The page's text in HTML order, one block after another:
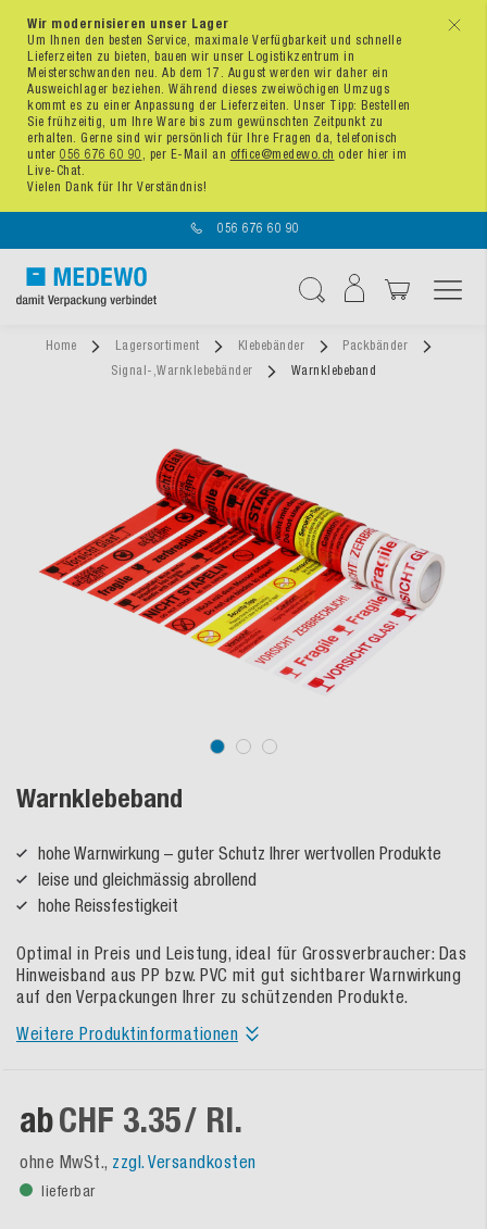
x
Wir modernisieren unser Lager
Um Ihnen den besten Service, maximale Verfügbarkeit und schnelle
Lieferzeiten zu bieten, bauen wir unser Logistikzentrum in
Meisterschwanden neu. Ab dem 17. August werden wir daher ein
Ausweichlager beziehen. Während dieses zweiwöchigen Umzugs
kommt es zu einer Anpassung der Lieferzeiten. Unser Tipp: Bestellen
Sie frühzeitig, um Ihre Ware bis zum gewünschten Zeitpunkt zu
erhalten. Gerne sind wir persönlich für Ihre Fragen da, telefonisch
unter 056 676 60 90 , per E-Mail an office@medewo.ch oder hier im
Live-Chat.
Vielen Dank für Ihr Verständnis!
056 676 60 90
Home Lagersortiment Klebebänder
Packbänder
Signal-,Warnklebebänder
Warnklebeband
Warnklebeband
hohe Warnwirkung – guter Schutz Ihrer wertvollen Produkte
leise und gleichmässig abrollend
hohe Reissfestigkeit
Optimal in Preis und Leistung, ideal für Grossverbraucher: Das
Hinweisband aus PP bzw. PVC mit gut sichtbarer Warnwirkung
auf den Verpackungen Ihrer zu schützenden Produkte.
Weitere Produktinformationen
abCHF 3.35/ Rl.
ohne MwSt., zzgl. Versandkosten
lieferbar